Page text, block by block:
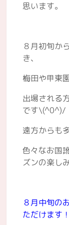
思います。
８月初旬か
き、
梅田や甲東
出場される
です\(^0^)/
遠方からも
色々なお国
ズンの楽し
８月中旬の
ただけます